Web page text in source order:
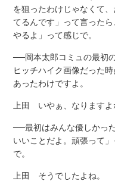
を狙ったわけじゃなくて
てるんです」って言った
やるよ」って感じで。
──岡本太郎コミュの最初
ヒッチハイク画像だった
あったわけですよ。
上田 いやぁ、なりますよ
──最初はみんな優しかっ
いいことだよ。頑張って
で。
上田 そうでしたよね。